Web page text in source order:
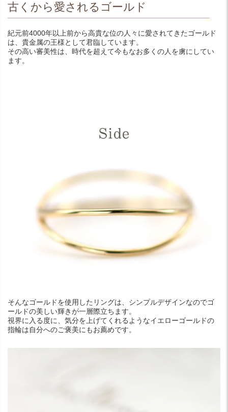
古くから愛されるゴールド
紀元前4000年以上前から高貴な位の人々に愛されてきたゴールド
は、貴金属の王様として君臨しています。
その高い審美性は、時代を超えて今もなお多くの人を虜にしてい
ます。
そんなゴールドを使用したリングは、シンプルデザインなのでゴ
ールドの美しい輝きが一層際立ちます。
視界に入る度に、気分を上げてくれるようなイエローゴールドの
指輪は自分へのご褒美にもお薦めです。